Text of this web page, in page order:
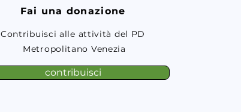
Fai una donazione
Contribuisci alle attività del PD
Metropolitano Venezia
contribuisci